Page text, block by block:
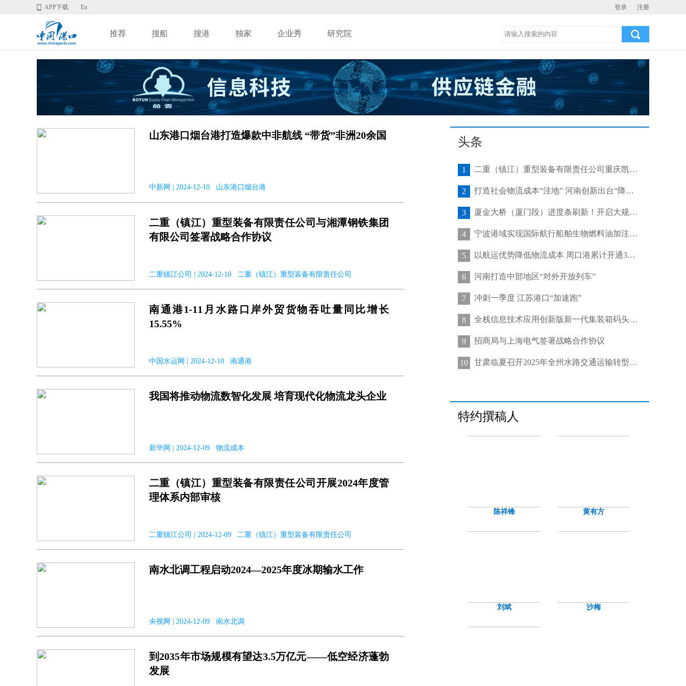
登录 注册
APP下载 En
推荐 搜船 搜港 独家 企业秀 研究院
山东港口烟台港打造爆款中非航线 “带货”非洲20余国
中新网 | 2024-12-10 山东港口烟台港
二重（镇江）重型装备有限责任公司与湘潭钢铁集团
有限公司签署战略合作协议
二重镇江公司 | 2024-12-10 二重（镇江）重型装备有限责任公司
南通港1-11月水路口岸外贸货物吞吐量同比增长
15.55%
中国水运网 | 2024-12-10 南通港
我国将推动物流数智化发展 培育现代化物流龙头企业
新华网 | 2024-12-09 物流成本
二重（镇江）重型装备有限责任公司开展2024年度管
理体系内部审核
二重镇江公司 | 2024-12-09 二重（镇江）重型装备有限责任公司
南水北调工程启动2024—2025年度冰期输水工作
央视网 | 2024-12-09 南水北调
到2035年市场规模有望达3.5万亿元——低空经济蓬勃
发展
头条
1 二重（镇江）重型装备有限责任公司重庆凯瑞项目发运助力海上风电产业发展
2 打造社会物流成本“洼地” 河南创新出台“降本16条”
3 厦金大桥（厦门段）进度条刷新！开启大规模桥梁装配化施工新阶段
4 宁波港域实现国际航行船舶生物燃料油加注“零突破”
5 以航运优势降低物流成本 周口港累计开通32条集装箱航线
6 河南打造中部地区“对外开放列车”
7 冲刺一季度 江苏港口“加速跑”
8 全栈信息技术应用创新版新一代集装箱码头管控系统在天津港上线运行
9 招商局与上海电气签署战略合作协议
10 甘肃临夏召开2025年全州水路交通运输转型发展推进会
特约撰稿人
陈祥锋 黄有方
刘斌 沙梅